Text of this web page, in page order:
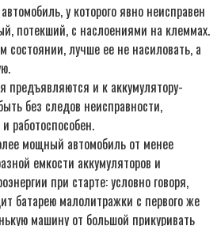
у которого явно неисправен
потекший, с наслоениями на клеммах.
состоянии, лучше ее не насиловать, а
предъявляются и к аккумулятору-
без следов неисправности,
работоспособен.
мощный автомобиль от менее
емкости аккумуляторов и
при старте: условно говоря,
батарею малолитражки с первого же
машину от большой прикуривать